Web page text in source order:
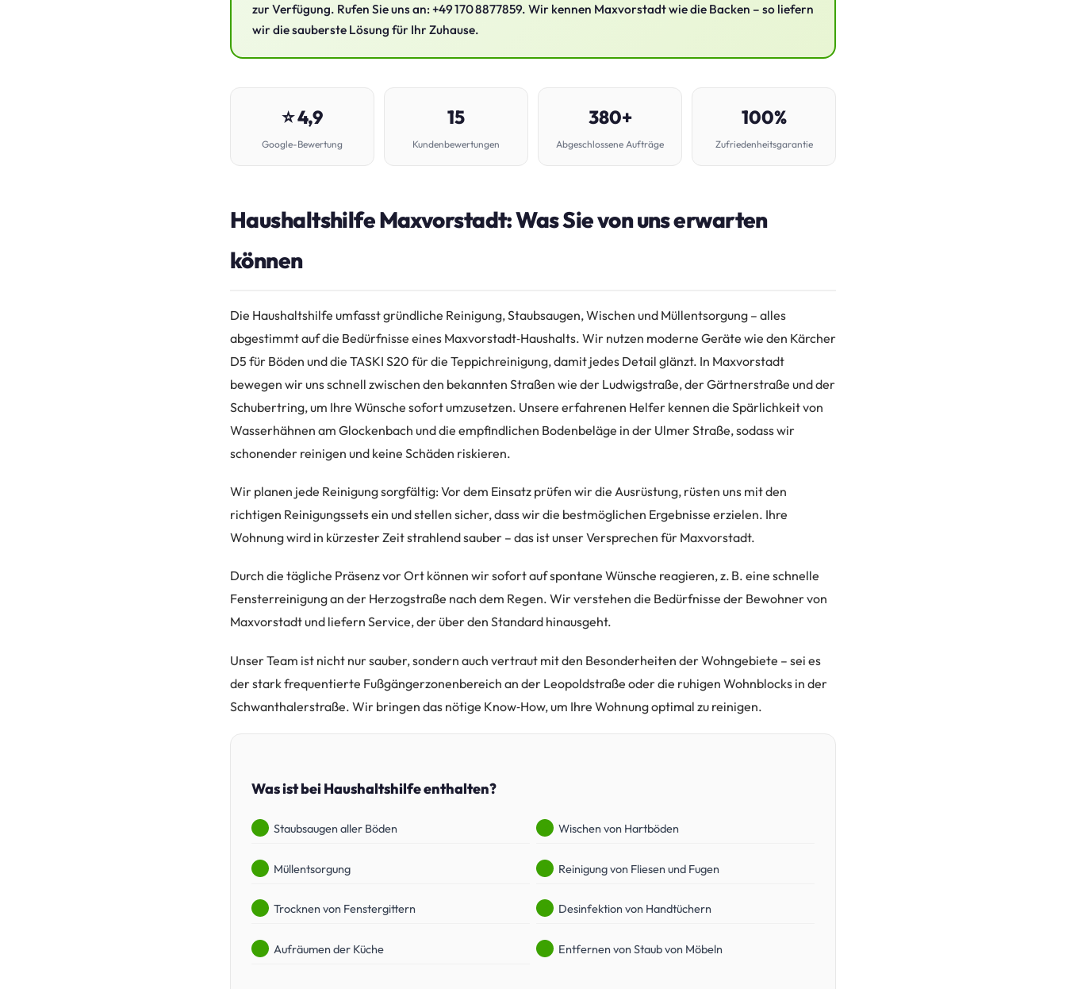
zur Verfügung. Rufen Sie uns an: +49 170 8877859. Wir kennen Maxvorstadt wie die Backen – so liefern
wir die sauberste Lösung für Ihr Zuhause.
⭐ 4,9
Google-Bewertung
15
Kundenbewertungen
380+
Abgeschlossene Aufträge
100%
Zufriedenheitsgarantie
Haushaltshilfe Maxvorstadt: Was Sie von uns erwarten
können
Die Haushaltshilfe umfasst gründliche Reinigung, Staubsaugen, Wischen und Müllentsorgung – alles
abgestimmt auf die Bedürfnisse eines Maxvorstadt‑Haushalts. Wir nutzen moderne Geräte wie den Kärcher
D5 für Böden und die TASKI S20 für die Teppichreinigung, damit jedes Detail glänzt. In Maxvorstadt
bewegen wir uns schnell zwischen den bekannten Straßen wie der Ludwigstraße, der Gärtnerstraße und der
Schubertring, um Ihre Wünsche sofort umzusetzen. Unsere erfahrenen Helfer kennen die Spärlichkeit von
Wasserhähnen am Glockenbach und die empfindlichen Bodenbeläge in der Ulmer Straße, sodass wir
schonender reinigen und keine Schäden riskieren.
Wir planen jede Reinigung sorgfältig: Vor dem Einsatz prüfen wir die Ausrüstung, rüsten uns mit den
richtigen Reinigungssets ein und stellen sicher, dass wir die bestmöglichen Ergebnisse erzielen. Ihre
Wohnung wird in kürzester Zeit strahlend sauber – das ist unser Versprechen für Maxvorstadt.
Durch die tägliche Präsenz vor Ort können wir sofort auf spontane Wünsche reagieren, z. B. eine schnelle
Fensterreinigung an der Herzogstraße nach dem Regen. Wir verstehen die Bedürfnisse der Bewohner von
Maxvorstadt und liefern Service, der über den Standard hinausgeht.
Unser Team ist nicht nur sauber, sondern auch vertraut mit den Besonderheiten der Wohngebiete – sei es
der stark frequentierte Fußgängerzonenbereich an der Leopoldstraße oder die ruhigen Wohnblocks in der
Schwanthalerstraße. Wir bringen das nötige Know‑How, um Ihre Wohnung optimal zu reinigen.
Was ist bei Haushaltshilfe enthalten?
Staubsaugen aller Böden Wischen von Hartböden
Müllentsorgung Reinigung von Fliesen und Fugen
Trocknen von Fenstergittern Desinfektion von Handtüchern
Aufräumen der Küche Entfernen von Staub von Möbeln